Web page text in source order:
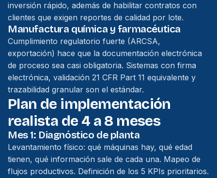
inversión rápido, además de habilitar contratos con
clientes que exigen reportes de calidad por lote.
Manufactura química y farmacéutica
Cumplimiento regulatorio fuerte (ARCSA,
exportación) hace que la documentación electrónica
de proceso sea casi obligatoria. Sistemas con firma
electrónica, validación 21 CFR Part 11 equivalente y
trazabilidad granular son el estándar.
Plan de implementación
realista de 4 a 8 meses
Mes 1: Diagnóstico de planta
Levantamiento físico: qué máquinas hay, qué edad
tienen, qué información sale de cada una. Mapeo de
flujos productivos. Definición de los 5 KPIs prioritarios.